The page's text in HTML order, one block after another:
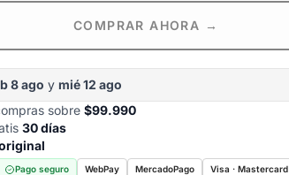
COMPRAR AHORA →
8 ago y mié 12 ago
sobre $99.990
30 días
Pago seguro WebPay MercadoPago Visa · Mastercard